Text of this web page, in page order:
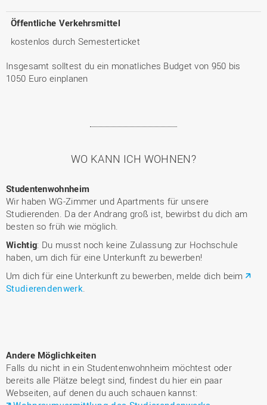
Öffentliche Verkehrsmittel
kostenlos durch Semesterticket
Insgesamt solltest du ein monatliches Budget von 950 bis
1050 Euro einplanen
WO KANN ICH WOHNEN?
Studentenwohnheim
Wir haben WG-Zimmer und Apartments für unsere
Studierenden. Da der Andrang groß ist, bewirbst du dich am
besten so früh wie möglich.
Wichtig: Du musst noch keine Zulassung zur Hochschule
haben, um dich für eine Unterkunft zu bewerben!
Um dich für eine Unterkunft zu bewerben, melde dich beim
Studierendenwerk
Andere Möglichkeiten
Falls du nicht in ein Studentenwohnheim möchtest oder
bereits alle Plätze belegt sind, findest du hier ein paar
Webseiten, auf denen du auch schauen kannst: